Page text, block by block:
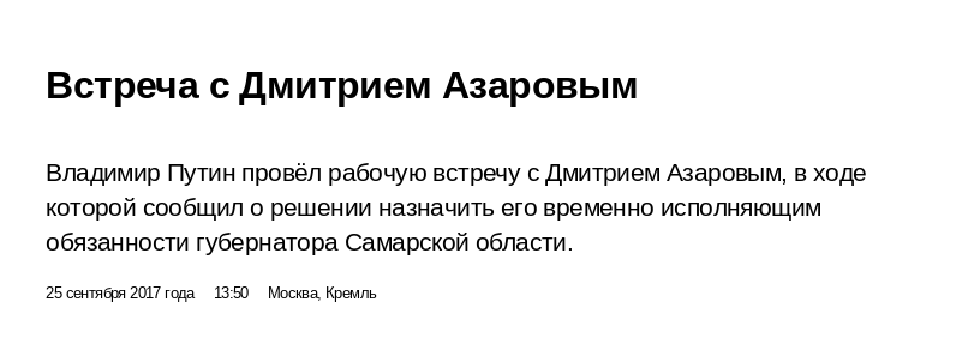
Встреча с Дмитрием Азаровым
Владимир Путин провёл рабочую встречу с Дмитрием Азаровым, в ходе
которой сообщил о решении назначить его временно исполняющим
обязанности губернатора Самарской области.
25 сентября 2017 года 13:50 Москва, Кремль